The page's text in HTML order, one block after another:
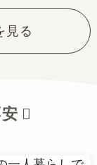
見る